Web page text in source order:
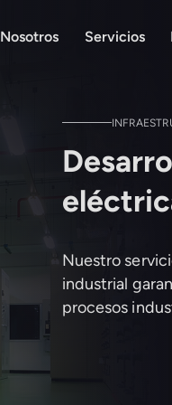
Nosotros Servicios
Nuestro
industrial
procesos